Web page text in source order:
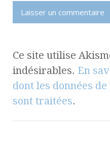
Ce site utilise
indésirables. En
dont les données
sont traitées.